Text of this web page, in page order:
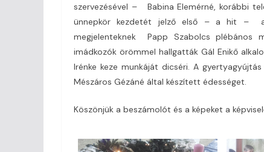
szervezésével – Babina Elemérné, korábbi
ünnepkör kezdetét jelző első – a hit –
megjelenteknek Papp Szabolcs
imádkozók örömmel hallgatták Gál Enikő
Irénke keze munkáját dicséri. A
Mészáros Gézáné által készített édességet.
Köszönjük a beszámolót és a képeket a